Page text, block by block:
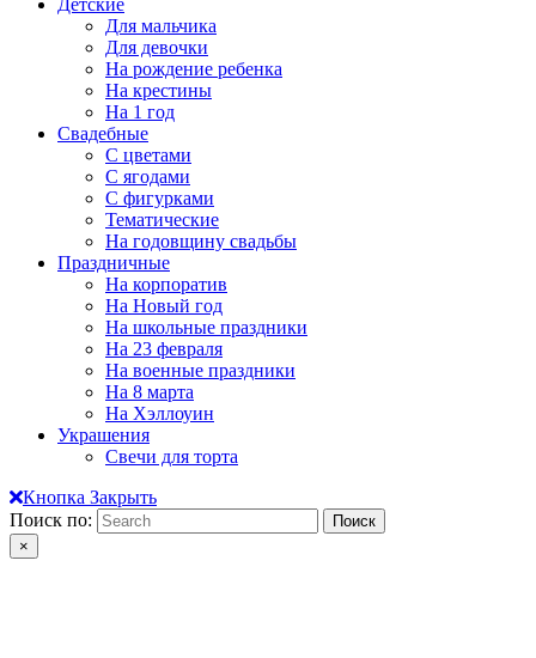
Детские
Для мальчика
Для девочки
На рождение ребенка
На крестины
На 1 год
Свадебные
С цветами
С ягодами
С фигурками
Тематические
На годовщину свадьбы
Праздничные
На корпоратив
На Новый год
На школьные праздники
На 23 февраля
На военные праздники
На 8 марта
На Хэллоуин
Украшения
Свечи для торта
Кнопка Закрыть
Поиск по:
×